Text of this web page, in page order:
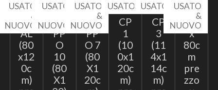
USATO
&
NUOVO
EP
AL
(80
x12
0c
m)
USATO
NUOVO
TA
PP
O
10
(80
X1
USATO
&
NUOVO
TA
PP
O 7
(80
X1
20c
USATO
CP
1
(10
0x1
20c
m)
USATO
CP
3
(11
4x1
14c
m)
USATO
&
NUOVO
60
x
80c
m
pre
zzo